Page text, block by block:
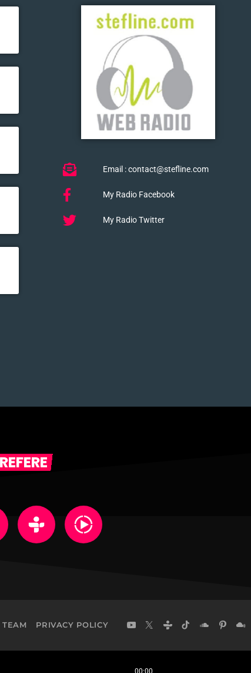
00:00
Email : contact@stefline.com
My Radio Facebook
My Radio Twitter
TEAM PRIVACY POLICY